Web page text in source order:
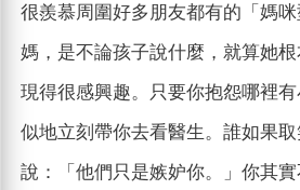
很羨慕周圍好多朋友都有的「媽
媽，是不論孩子說什麼，就算她
現得很感興趣。只要你抱怨哪裡
似地立刻帶你去看醫生。誰如果
說：「他們只是嫉妒你。」你其